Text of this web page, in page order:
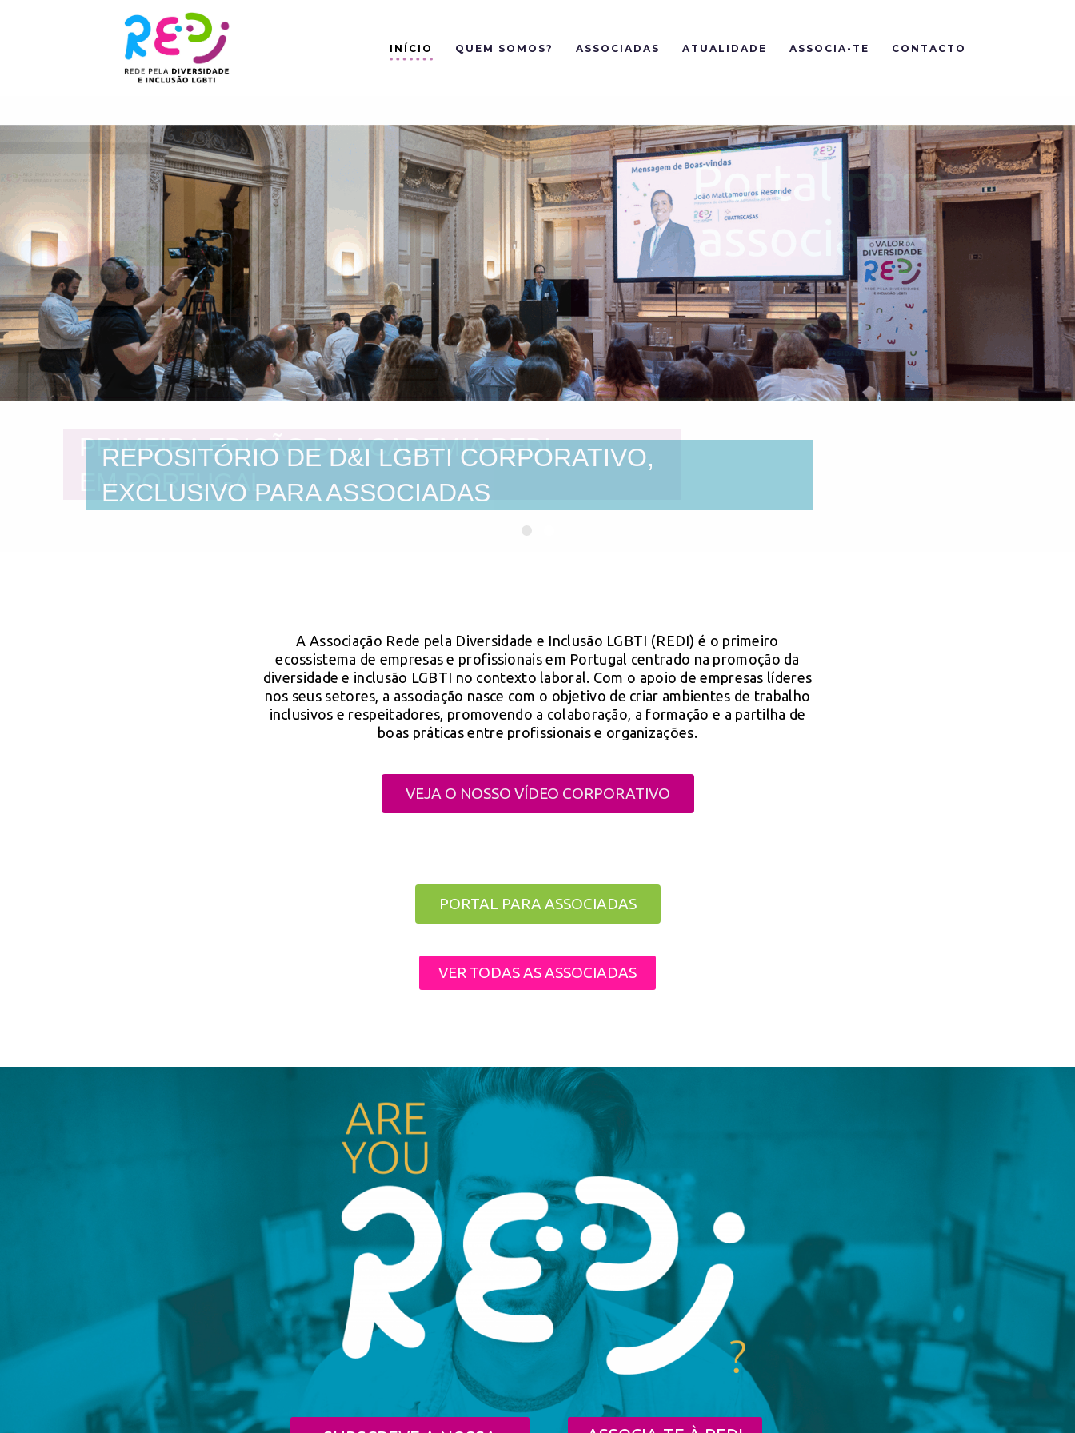
INÍCIO QUEM SOMOS? ASSOCIADAS ATUALIDADE ASSOCIA-TE CONTACTO
REPOSITÓRIO DE D&I LGBTI CORPORATIVO,
EXCLUSIVO PARA ASSOCIADAS
A Associação Rede pela Diversidade e Inclusão LGBTI (REDI) é o primeiro
ecossistema de empresas e profissionais em Portugal centrado na promoção da
diversidade e inclusão LGBTI no contexto laboral. Com o apoio de empresas líderes
nos seus setores, a associação nasce com o objetivo de criar ambientes de trabalho
inclusivos e respeitadores, promovendo a colaboração, a formação e a partilha de
boas práticas entre profissionais e organizações.
VEJA O NOSSO VÍDEO CORPORATIVO
PORTAL PARA ASSOCIADAS
VER TODAS AS ASSOCIADAS